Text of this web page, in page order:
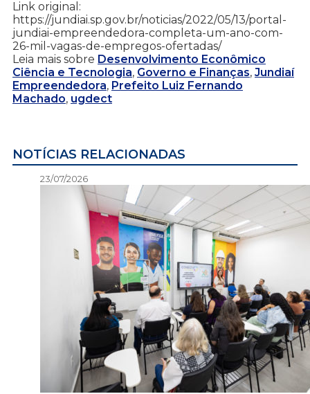
Link original:
https://jundiai.sp.gov.br/noticias/2022/05/13/portal-
jundiai-empreendedora-completa-um-ano-com-
26-mil-vagas-de-empregos-ofertadas/
Leia mais sobre Desenvolvimento Econômico
Ciência e Tecnologia, Governo e Finanças, Jundiaí
Empreendedora, Prefeito Luiz Fernando
Machado, ugdect
NOTÍCIAS RELACIONADAS
23/07/2026